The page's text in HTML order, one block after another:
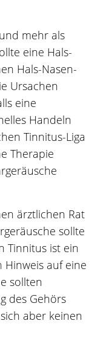
mehr als
eine Hals-
Hals-Nasen-
Ursachen
eine
Handeln
Tinnitus-Liga
Therapie
ärztlichen Rat
sollte
Tinnitus ist ein
Hinweis auf eine
sollten
des Gehörs
aber keinen